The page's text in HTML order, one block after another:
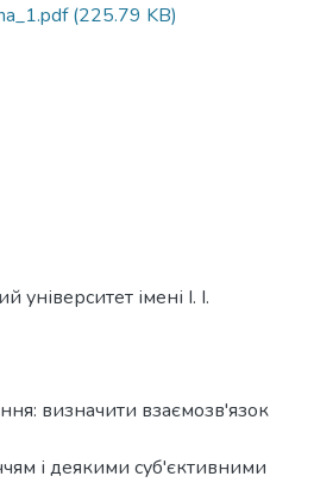
(225.79 KB)
імені І. І.
визначити взаємозв'язок
і деякими суб'єктивними